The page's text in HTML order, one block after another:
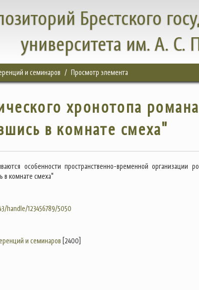
Брестского
университета им. А. С.
и семинаров Просмотр элемента
хронотопа
в комнате смеха"
особенности пространственно-временной организации
в комнате смеха"
handle/123456789/5050
и семинаров [2400]